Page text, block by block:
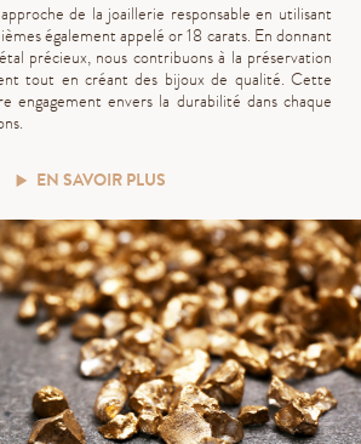
de la joaillerie responsable en utilisant
également appelé or 18 carats. En donnant
précieux, nous contribuons à la préservation
tout en créant des bijoux de qualité. Cette
engagement envers la durabilité dans chaque
EN SAVOIR PLUS